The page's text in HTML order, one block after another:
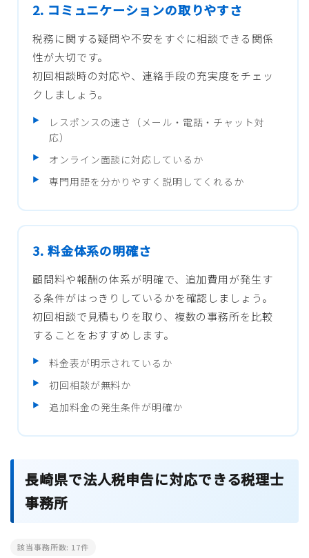
2. コミュニケーションの取りやすさ
税務に関する疑問や不安をすぐに相談できる関係
性が大切です。
初回相談時の対応や、連絡手段の充実度をチェッ
クしましょう。
レスポンスの速さ（メール・電話・チャット対
応）
オンライン面談に対応しているか
専門用語を分かりやすく説明してくれるか
3. 料金体系の明確さ
顧問料や報酬の体系が明確で、追加費用が発生す
る条件がはっきりしているかを確認しましょう。
初回相談で見積もりを取り、複数の事務所を比較
することをおすすめします。
料金表が明示されているか
初回相談が無料か
追加料金の発生条件が明確か
長崎県で法人税申告に対応できる税理士
事務所
該当事務所数: 17件